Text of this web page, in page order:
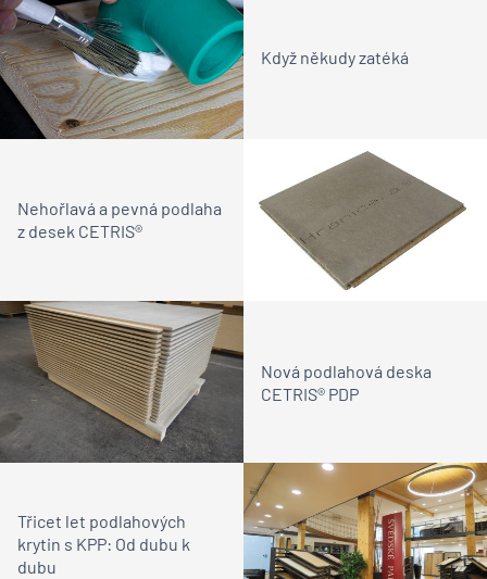
Když někudy zatéká
Nehořlavá a pevná podlaha
z desek CETRIS®
Nová podlahová deska
CETRIS® PDP
Třicet let podlahových
krytin s KPP: Od dubu k
dubu